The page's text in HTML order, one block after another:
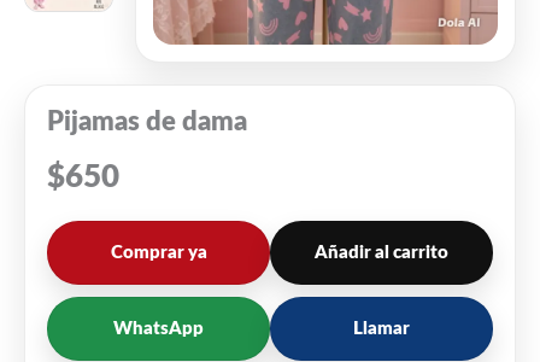
Pijamas de dama
$650
Comprar ya Añadir al carrito
WhatsApp Llamar